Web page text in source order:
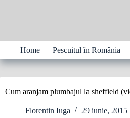
Home Pescuitul în România
Cum aranjam plumbajul la sheffield
Florentin Iuga 29 iunie, 2015